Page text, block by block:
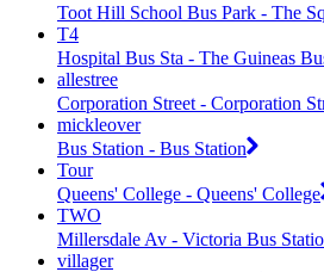
Toot Hill School Bus Park - The
T4
Hospital Bus Sta - The Guineas
allestree
Corporation Street - Corporation
mickleover
Bus Station - Bus Station
Tour
Queens' College - Queens' College
TWO
Millersdale Av - Victoria Bus
villager